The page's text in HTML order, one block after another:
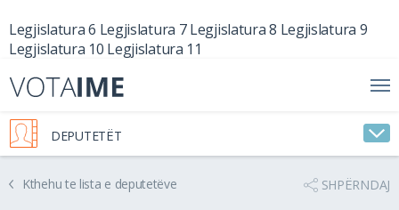
Legjislatura 6 Legjislatura 7 Legjislatura 8 Legjislatura 9
Legjislatura 10 Legjislatura 11
DEPUTETËT
Kthehu te lista e deputetëve SHPËRNDAJ